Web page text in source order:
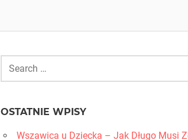
OSTATNIE WPISY
Wszawica u Dziecka – Jak Długo Musi